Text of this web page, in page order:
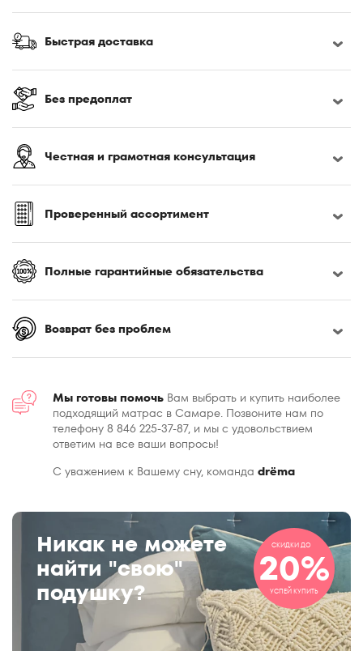
Быстрая доставка
Без предоплат
Честная и грамотная консультация
Проверенный ассортимент
Полные гарантийные обязательства
Возврат без проблем
Мы готовы помочь Вам выбрать и купить наиболее
подходящий матрас в Самаре. Позвоните нам по
телефону 8 846 225-37-87, и мы с удовольствием
ответим на все ваши вопросы!
С уважением к Вашему сну, команда drёma
Никак не можете
найти "свою"
подушку?
СКИДКИ ДО
20%
УСПЕЙ КУПИТЬ